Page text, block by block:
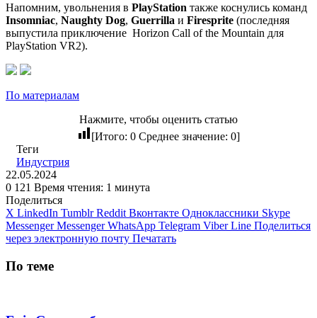
Напомним, увольнения в PlayStation также коснулись команд
Insomniac, Naughty Dog, Guerrilla и Firesprite (последняя
выпустила приключение Horizon Call of the Mountain для
PlayStation VR2).
По материалам
Нажмите, чтобы оценить статью
[Итого: 0 Среднее значение: 0]
Теги
Индустрия
22.05.2024
0 121 Время чтения: 1 минута
Поделиться
X LinkedIn Tumblr Reddit Вконтакте Одноклассники Skype
Messenger Messenger WhatsApp Telegram Viber Line Поделиться
через электронную почту Печатать
По теме